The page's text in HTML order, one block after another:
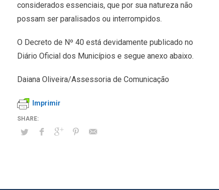
considerados essenciais, que por sua natureza não
possam ser paralisados ou interrompidos.
O Decreto de Nº 40 está devidamente publicado no
Diário Oficial dos Municípios e segue anexo abaixo.
Daiana Oliveira/Assessoria de Comunicação
Imprimir